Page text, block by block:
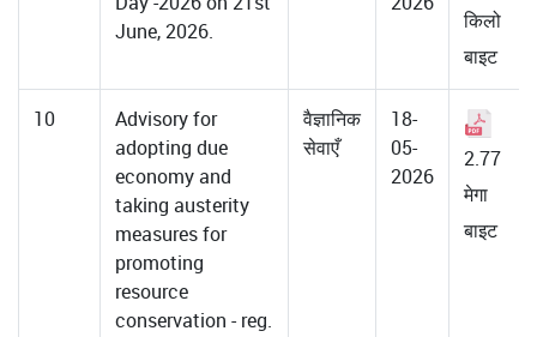
June, 2026.
किलो
बाइट
10
Advisory for
adopting due
economy and
taking austerity
measures for
promoting
resource
conservation - reg.
वैज्ञानिक
सेवाएँ
18-
05-
2026
2.77
मेगा
बाइट